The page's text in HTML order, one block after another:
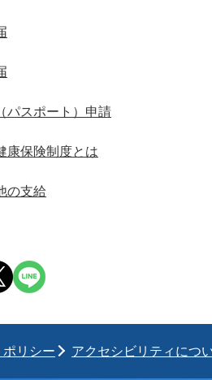
パスポート）申請
康保険制度とは
の支給
リシー アクセシビリティにつ